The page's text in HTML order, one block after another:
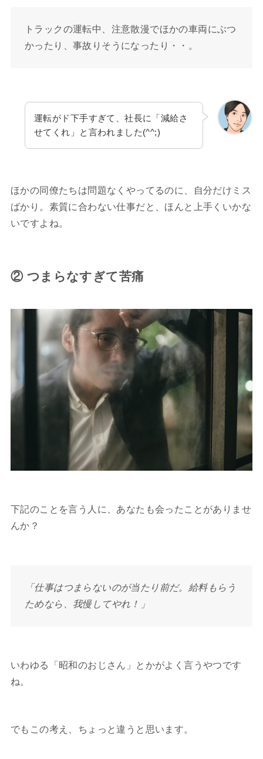
トラックの運転中、注意散漫でほかの車両にぶつ
かったり、事故りそうになったり・・。
運転がド下手すぎて、社長に「減給さ
せてくれ」と言われました(^^;)
ほかの同僚たちは問題なくやってるのに、自分だけミス
ばかり。素質に合わない仕事だと、ほんと上手くいかな
いですよね。
② つまらなすぎて苦痛
下記のことを言う人に、あなたも会ったことがありませ
んか？
「仕事はつまらないのが当たり前だ。給料もらう
ためなら、我慢してやれ！」
いわゆる「昭和のおじさん」とかがよく言うやつです
ね。
でもこの考え、ちょっと違うと思います。